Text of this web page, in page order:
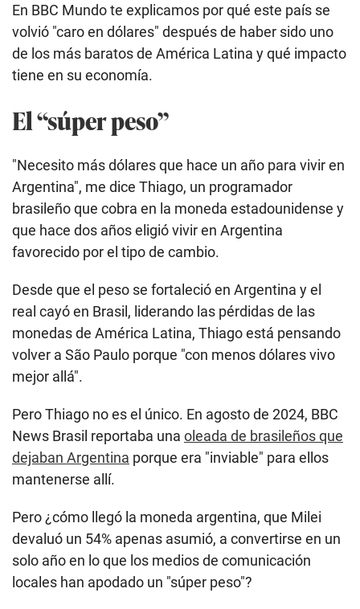
En BBC Mundo te explicamos por qué este país se
volvió "caro en dólares" después de haber sido uno
de los más baratos de América Latina y qué impacto
tiene en su economía.
El “súper peso”
"Necesito más dólares que hace un año para vivir en
Argentina", me dice Thiago, un programador
brasileño que cobra en la moneda estadounidense y
que hace dos años eligió vivir en Argentina
favorecido por el tipo de cambio.
Desde que el peso se fortaleció en Argentina y el
real cayó en Brasil, liderando las pérdidas de las
monedas de América Latina, Thiago está pensando
volver a São Paulo porque "con menos dólares vivo
mejor allá".
Pero Thiago no es el único. En agosto de 2024, BBC
News Brasil reportaba una oleada de brasileños que
dejaban Argentina porque era "inviable" para ellos
mantenerse allí.
Pero ¿cómo llegó la moneda argentina, que Milei
devaluó un 54% apenas asumió, a convertirse en un
solo año en lo que los medios de comunicación
locales han apodado un "súper peso"?